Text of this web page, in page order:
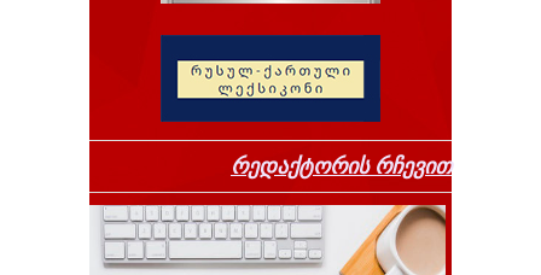
რედაქტორის რჩევით